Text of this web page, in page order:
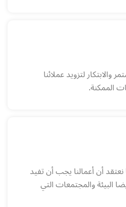
لتزويد عملائنا
الممكنة.
أن أعمالنا يجب أن تفيد
البيئة والمجتمعات التي